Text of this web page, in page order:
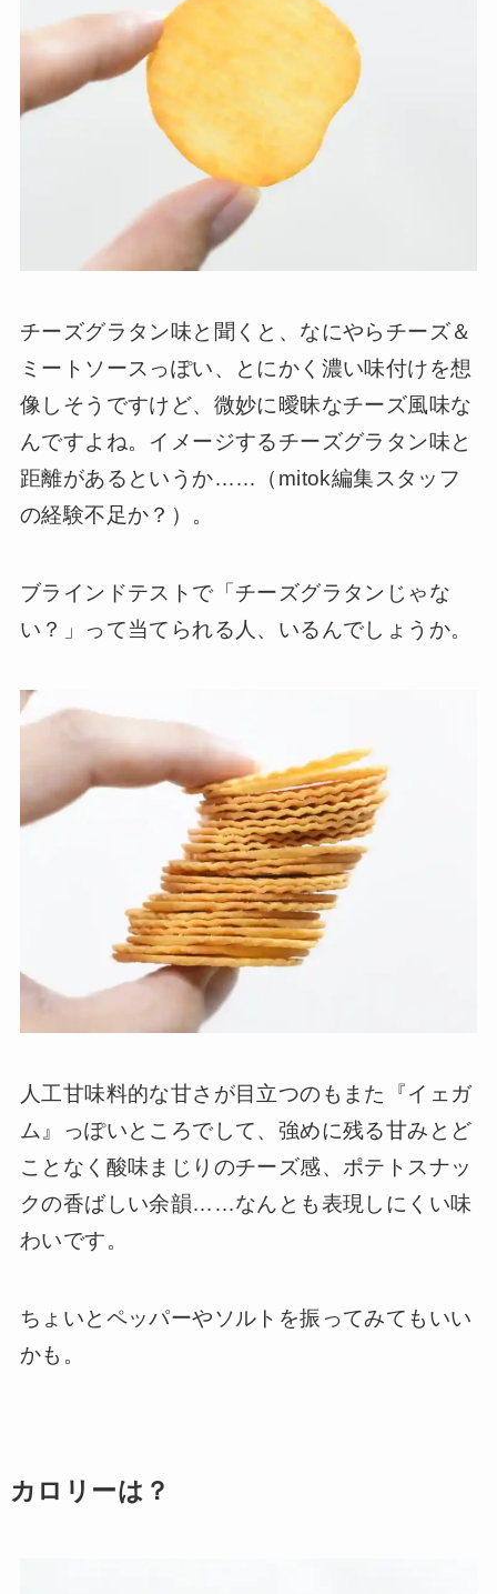
チーズグラタン味と聞くと、なにやらチーズ＆
ミートソースっぽい、とにかく濃い味付けを想
像しそうですけど、微妙に曖昧なチーズ風味な
んですよね。イメージするチーズグラタン味と
距離があるというか……（mitok編集スタッフ
の経験不足か？）。
ブラインドテストで「チーズグラタンじゃな
い？」って当てられる人、いるんでしょうか。
人工甘味料的な甘さが目立つのもまた『イェガ
ム』っぽいところでして、強めに残る甘みとど
ことなく酸味まじりのチーズ感、ポテトスナッ
クの香ばしい余韻……なんとも表現しにくい味
わいです。
ちょいとペッパーやソルトを振ってみてもいい
かも。
カロリーは？